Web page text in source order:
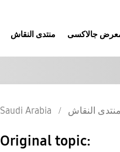
منتدى النقاش جالاكسى
Saudi Arabia منتدى النقاش
Original topic: